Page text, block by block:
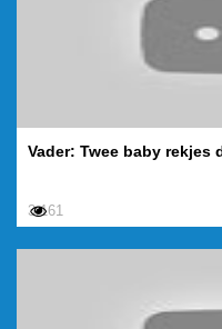
Vader: Twee baby
3.161